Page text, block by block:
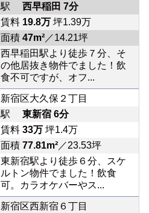
駅 西早稲田 7分
賃料 19.8万坪1.39万
面積 47m²／14.21坪
西早稲田駅より徒歩７分、そ
の他居抜き物件でました！飲
食不可ですが、オフ...
新宿区大久保２丁目
駅 東新宿 6分
賃料 33万坪1.4万
面積 77.81m²／23.53坪
東新宿駅より徒歩６分、スケ
ルトン物件でました！飲食
可。カラオケバーやス...
新宿区西新宿６丁目